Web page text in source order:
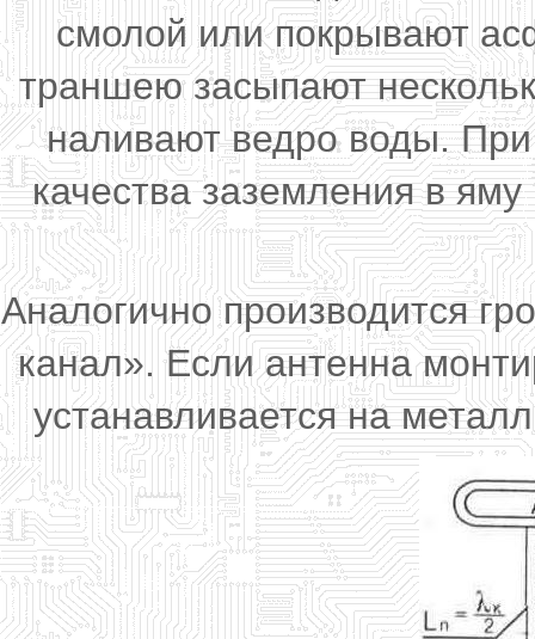
смолой или покрывают
траншею засыпают
наливают ведро воды.
качества заземления в
Аналогично производится
канал». Если антенна
устанавливается на